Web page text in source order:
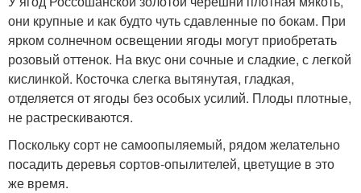
они крупные и как будто чуть сдавленные по бокам. При
ярком солнечном освещении ягоды могут приобретать
розовый оттенок. На вкус они сочные и сладкие, с легкой
кислинкой. Косточка слегка вытянутая, гладкая,
отделяется от ягоды без особых усилий. Плоды плотные,
не растрескиваются.
Поскольку сорт не самоопыляемый, рядом желательно
посадить деревья сортов-опылителей, цветущие в это
же время.